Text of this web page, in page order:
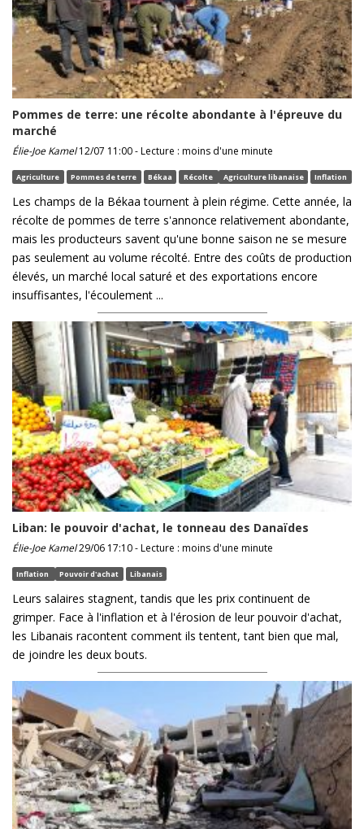
Pommes de terre: une récolte abondante à l'épreuve du
marché
Élie-Joe Kamel12/07 11:00 - Lecture : moins d'une minute
Agriculture Pommes de terre Békaa Récolte Agriculture libanaise Inflation
Les champs de la Békaa tournent à plein régime. Cette année, la
récolte de pommes de terre s'annonce relativement abondante,
mais les producteurs savent qu'une bonne saison ne se mesure
pas seulement au volume récolté. Entre des coûts de production
élevés, un marché local saturé et des exportations encore
insuffisantes, l'écoulement ...
Liban: le pouvoir d'achat, le tonneau des Danaïdes
Élie-Joe Kamel29/06 17:10 - Lecture : moins d'une minute
Inflation Pouvoir d'achat Libanais
Leurs salaires stagnent, tandis que les prix continuent de
grimper. Face à l'inflation et à l'érosion de leur pouvoir d'achat,
les Libanais racontent comment ils tentent, tant bien que mal,
de joindre les deux bouts.